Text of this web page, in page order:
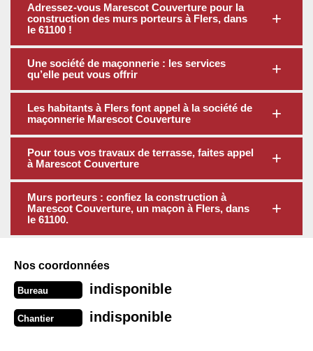
Adressez-vous Marescot Couverture pour la
construction des murs porteurs à Flers, dans
le 61100 !
Une société de maçonnerie : les services
qu’elle peut vous offrir
Les habitants à Flers font appel à la société de
maçonnerie Marescot Couverture
Pour tous vos travaux de terrasse, faites appel
à Marescot Couverture
Murs porteurs : confiez la construction à
Marescot Couverture, un maçon à Flers, dans
le 61100.
Nos coordonnées
Bureau indisponible
Chantier indisponible